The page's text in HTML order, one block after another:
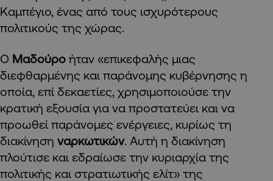
Καμπέγιο, ένας από τους ισχυρότερους
πολιτικούς της χώρας.
Ο Μαδούρο ήταν «επικεφαλής μιας
διεφθαρμένης και παράνομης κυβέρνησης η
οποία, επί δεκαετίες, χρησιμοποιούσε την
κρατική εξουσία για να προστατεύει και να
προωθεί παράνομες ενέργειες, κυρίως τη
διακίνηση ναρκωτικών. Αυτή η διακίνηση
πλούτισε και εδραίωσε την κυριαρχία της
πολιτικής και στρατιωτικής ελίτ» της